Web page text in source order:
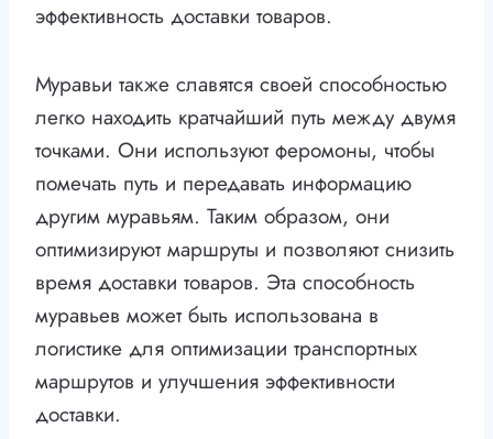
эффективность доставки товаров.
Муравьи также славятся своей способностью
легко находить кратчайший путь между двумя
точками. Они используют феромоны, чтобы
помечать путь и передавать информацию
другим муравьям. Таким образом, они
оптимизируют маршруты и позволяют снизить
время доставки товаров. Эта способность
муравьев может быть использована в
логистике для оптимизации транспортных
маршрутов и улучшения эффективности
доставки.